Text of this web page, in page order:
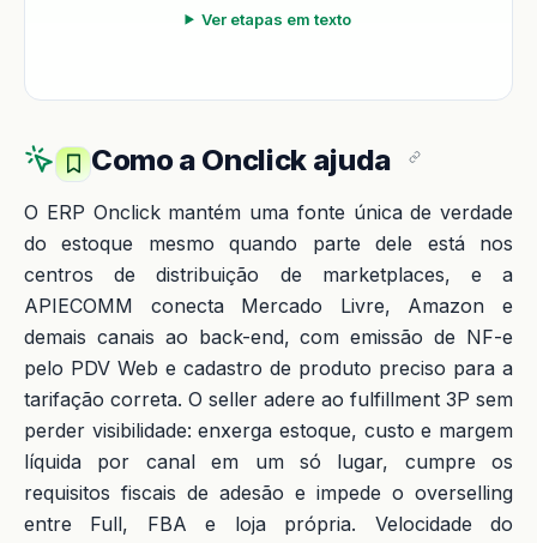
Ver etapas em texto
Como a Onclick ajuda
O ERP Onclick mantém uma fonte única de verdade
do estoque mesmo quando parte dele está nos
centros de distribuição de marketplaces, e a
APIECOMM conecta Mercado Livre, Amazon e
demais canais ao back-end, com emissão de NF-e
pelo PDV Web e cadastro de produto preciso para a
tarifação correta. O seller adere ao fulfillment 3P sem
perder visibilidade: enxerga estoque, custo e margem
líquida por canal em um só lugar, cumpre os
requisitos fiscais de adesão e impede o overselling
entre Full, FBA e loja própria. Velocidade do